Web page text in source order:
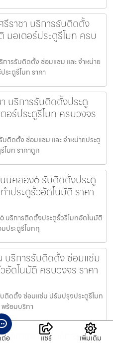
ราชา บริการรับติดตั้ง
มอเตอร์ประตูรีโมท ครบ
ารรับติดตั้ง ซ่อมแซม และ จำหน่าย
ระตูรีโมท ราคา
บริการรับติดตั้งประตู
อร์ประตูรีโมท ครบวงจร
ติดตั้ง ซ่อมแซม และ จำหน่ายประตู
โมท ราคาถูก
นคลอง6 รับติดตั้งประตู
ประตูรั้วอัตโนมัติ ราคา
ริการติดตั้งประตูรั้วรีโมทอัตโนมัติ
ประตูรีโมททุ
บริการรับติดตั้ง ซ่อมแซ่ม
อัตโนมัติ ครบวงจร ราคา
ติดตั้ง ซ่อมแซ่ม ปรับปรุงประตูรีโมท
ร้อมบริกา
ติราชสาส์น บริการติดตั้ง
อ แชร์ เพิ่มเติม